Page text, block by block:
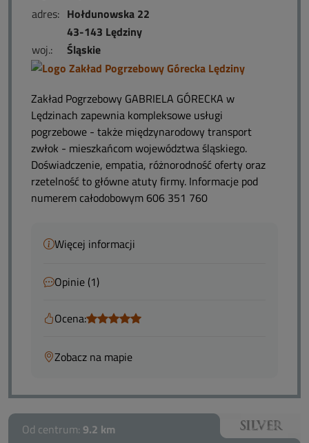
adres: Hołdunowska 22
43-143 Lędziny
woj.:
Śląskie
Zakład Pogrzebowy GABRIELA GÓRECKA w
Lędzinach zapewnia kompleksowe usługi
pogrzebowe - także międzynarodowy transport
zwłok - mieszkańcom województwa śląskiego.
Doświadczenie, empatia, różnorodność oferty oraz
rzetelność to główne atuty firmy. Informacje pod
numerem całodobowym 606 351 760
Więcej informacji
Opinie (1)
Ocena:
Zobacz na mapie
Od centrum: 9.2 km